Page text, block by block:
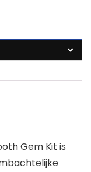
Gem Kit is